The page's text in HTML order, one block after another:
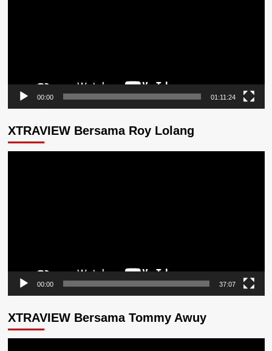
00:00 01:11:24
XTRAVIEW Bersama Roy Lolang
00:00 37:07
XTRAVIEW Bersama Tommy Awuy